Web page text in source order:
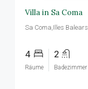
Villa in Sa Coma
Sa Coma,Illes Balears
4
Räume
2
Badezimmer